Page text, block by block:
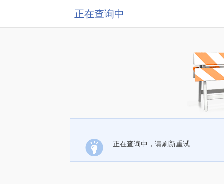
正在查询中
正在查询中，请刷新重试